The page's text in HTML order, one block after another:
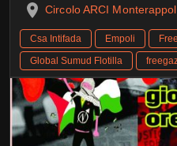
Circolo ARCI
Csa Intifada Empoli
Global Sumud Flotilla